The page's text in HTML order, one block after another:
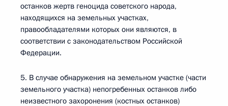
останков жертв геноцида советского народа,
находящихся на земельных участках,
правообладателями которых они являются, в
соответствии с законодательством Российской
Федерации.
5. В случае обнаружения на земельном участке (части
земельного участка) непогребенных останков либо
неизвестного захоронения (костных останков)